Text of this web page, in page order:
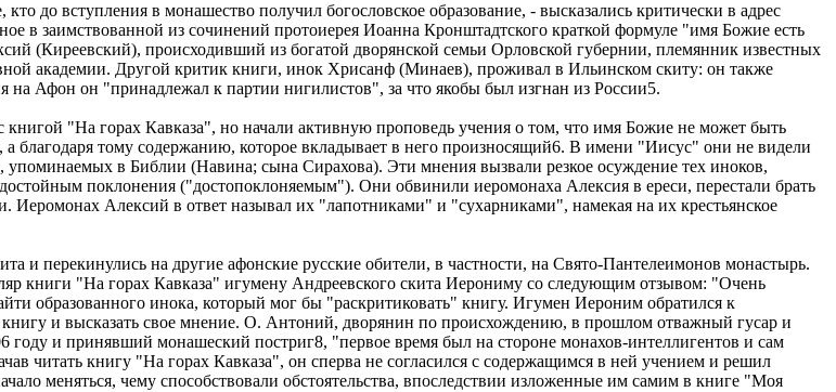
до вступления в монашество получил богословское образование, - высказались критически в адрес
в заимствованной из сочинений протоиерея Иоанна Кронштадтского краткой формуле "имя Божие есть
(Киреевский), происходивший из богатой дворянской семьи Орловской губернии, племянник известных
академии. Другой критик книги, инок Хрисанф (Минаев), проживал в Ильинском скиту: он также
Афон он "принадлежал к партии нигилистов", за что якобы был изгнан из России5.
"На горах Кавказа", но начали активную проповедь учения о том, что имя Божие не может быть
благодаря тому содержанию, которое вкладывает в него произносящий6. В имени "Иисус" они не видели
в Библии (Навина; сына Сирахова). Эти мнения вызвали резкое осуждение тех иноков,
поклонения ("достопоклоняемым"). Они обвинили иеромонаха Алексия в ереси, перестали брать
Иеромонах Алексий в ответ называл их "лапотниками" и "сухарниками", намекая на их крестьянское
перекинулись на другие афонские русские обители, в частности, на Свято-Пантелеимонов монастырь.
книги "На горах Кавказа" игумену Андреевского скита Иерониму со следующим отзывом: "Очень
образованного инока, который мог бы "раскритиковать" книгу. Игумен Иероним обратился к
и высказать свое мнение. О. Антоний, дворянин по происхождению, в прошлом отважный гусар и
и принявший монашеский постриг8, "первое время был на стороне монахов-интеллигентов и сам
книгу "На горах Кавказа", он сперва не согласился с содержащимся в ней учением и решил
меняться, чему способствовали обстоятельства, впоследствии изложенные им самим в книге "Моя